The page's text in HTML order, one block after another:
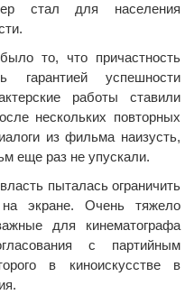
стал для населения
то, что причастность
успешности
работы ставили
нескольких повторных
из фильма наизусть,
еще раз не упускали.
пыталась ограничить
экране. Очень тяжело
для кинематографа
с партийным
в киноискусстве в